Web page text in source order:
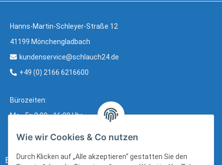
Hanns-Martin-Schleyer-Straße 12
41199 Mönchengladbach
kundenservice@schlauch24.de
+49 (0) 2166 6216600
Bürozeiten:
Mo - Fr: 8:00 - 16:00 Uhr
Bezahlung:
Wie wir Cookies & Co nutzen
Durch Klicken auf „Alle akzeptieren“ gestatten Sie den